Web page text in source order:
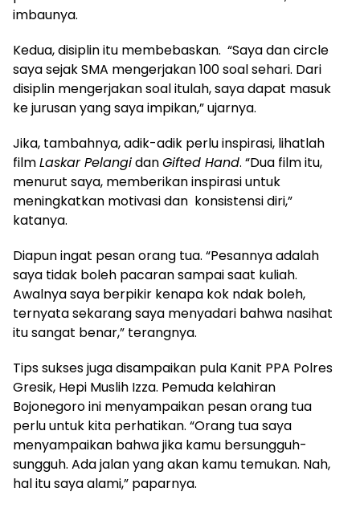
imbaunya.
Kedua, disiplin itu membebaskan. “Saya dan circle
saya sejak SMA mengerjakan 100 soal sehari. Dari
disiplin mengerjakan soal itulah, saya dapat masuk
ke jurusan yang saya impikan,” ujarnya.
Jika, tambahnya, adik-adik perlu inspirasi, lihatlah
filmLaskar PelangidanGifted Hand. “Dua film itu,
menurut saya, memberikan inspirasi untuk
meningkatkan motivasi dan konsistensi diri,”
katanya.
Diapun ingat pesan orang tua. “Pesannya adalah
saya tidak boleh pacaran sampai saat kuliah.
Awalnya saya berpikir kenapa kok ndak boleh,
ternyata sekarang saya menyadari bahwa nasihat
itu sangat benar,” terangnya.
Tips sukses juga disampaikan pula Kanit PPA Polres
Gresik, Hepi Muslih Izza. Pemuda kelahiran
Bojonegoro ini menyampaikan pesan orang tua
perlu untuk kita perhatikan. “Orang tua saya
menyampaikan bahwa jika kamu bersungguh-
sungguh. Ada jalan yang akan kamu temukan. Nah,
hal itu saya alami,” paparnya.